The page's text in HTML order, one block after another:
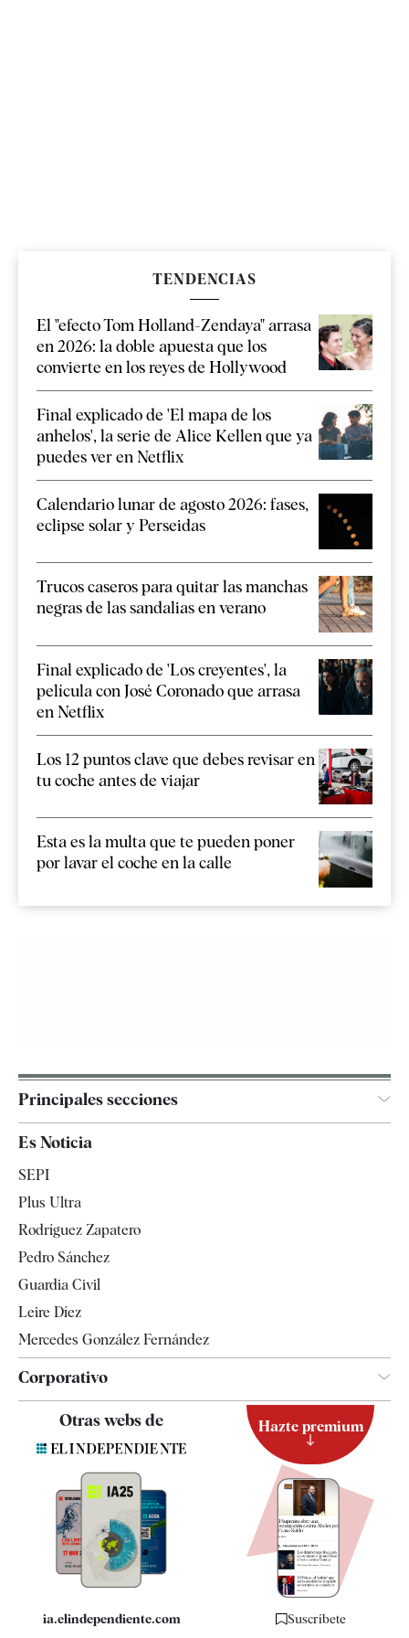
TENDENCIAS
El "efecto Tom Holland-Zendaya" arrasa
en 2026: la doble apuesta que los
convierte en los reyes de Hollywood
Final explicado de 'El mapa de los
anhelos', la serie de Alice Kellen que ya
puedes ver en Netflix
Calendario lunar de agosto 2026: fases,
eclipse solar y Perseidas
Trucos caseros para quitar las manchas
negras de las sandalias en verano
Final explicado de 'Los creyentes', la
película con José Coronado que arrasa
en Netflix
Los 12 puntos clave que debes revisar en
tu coche antes de viajar
Esta es la multa que te pueden poner
por lavar el coche en la calle
Principales secciones
Televisión
Es Noticia
SEPI
Plus Ultra
Rodríguez Zapatero
Pedro Sánchez
Guardia Civil
Leire Díez
Mercedes González Fernández
Corporativo
Quiénes somos
Especificaciones
Otras webs de
ia.elindependiente.com
Hazte premium
Suscríbete